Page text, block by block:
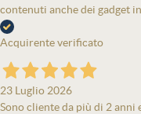
contenuti anche dei gadget
Acquirente verificato
23 Luglio 2026
Sono cliente da più di 2 anni